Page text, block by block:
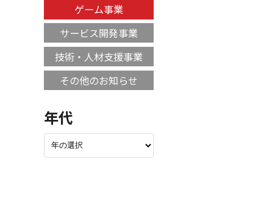
ゲーム事業
サービス開発事業
技術・人材支援事業
その他のお知らせ
年代